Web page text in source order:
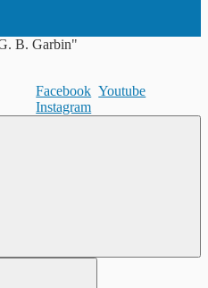
Facebook Youtube
Instagram